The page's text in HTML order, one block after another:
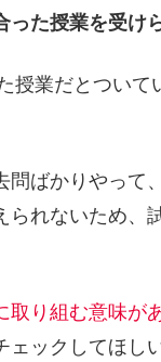
った授業を受け
授業だとつい
ばかりやって
れないため、
取り組む意味が
ックしてほし